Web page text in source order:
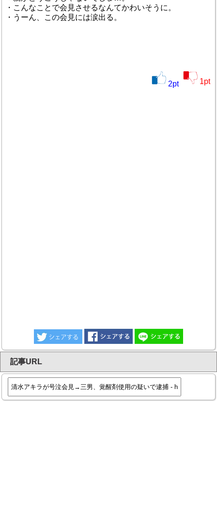
・こんなことで会見させるなんてかわいそうに。
・うーん、この会見には涙出る。
2pt 1pt
記事URL